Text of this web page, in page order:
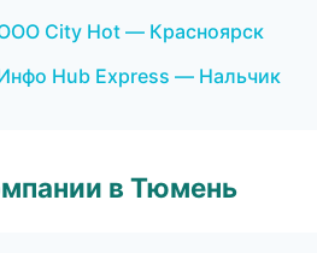
City Hot — Красноярск
Hub Express — Нальчик
в Тюмень